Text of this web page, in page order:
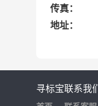
传真：
地址：
寻标宝联系我们